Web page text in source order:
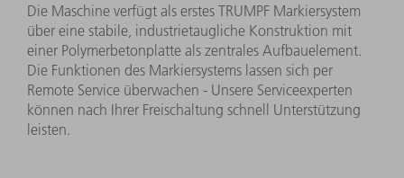
Die Maschine verfügt als erstes TRUMPF Markiersystem
über eine stabile, industrietaugliche Konstruktion mit
einer Polymerbetonplatte als zentrales Aufbauelement.
Die Funktionen des Markiersystems lassen sich per
Remote Service überwachen - Unsere Serviceexperten
können nach Ihrer Freischaltung schnell Unterstützung
leisten.